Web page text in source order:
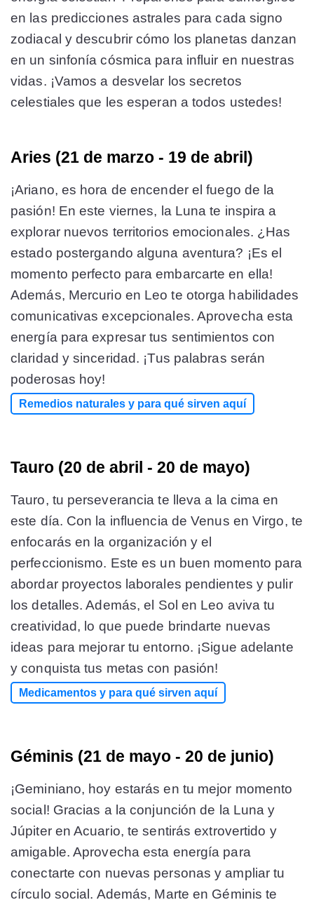
en las predicciones astrales para cada signo
zodiacal y descubrir cómo los planetas danzan
en un sinfonía cósmica para influir en nuestras
vidas. ¡Vamos a desvelar los secretos
celestiales que les esperan a todos ustedes!
Aries (21 de marzo - 19 de abril)
¡Ariano, es hora de encender el fuego de la
pasión! En este viernes, la Luna te inspira a
explorar nuevos territorios emocionales. ¿Has
estado postergando alguna aventura? ¡Es el
momento perfecto para embarcarte en ella!
Además, Mercurio en Leo te otorga habilidades
comunicativas excepcionales. Aprovecha esta
energía para expresar tus sentimientos con
claridad y sinceridad. ¡Tus palabras serán
poderosas hoy!
Remedios naturales y para qué sirven aquí
Tauro (20 de abril - 20 de mayo)
Tauro, tu perseverancia te lleva a la cima en
este día. Con la influencia de Venus en Virgo, te
enfocarás en la organización y el
perfeccionismo. Este es un buen momento para
abordar proyectos laborales pendientes y pulir
los detalles. Además, el Sol en Leo aviva tu
creatividad, lo que puede brindarte nuevas
ideas para mejorar tu entorno. ¡Sigue adelante
y conquista tus metas con pasión!
Medicamentos y para qué sirven aquí
Géminis (21 de mayo - 20 de junio)
¡Geminiano, hoy estarás en tu mejor momento
social! Gracias a la conjunción de la Luna y
Júpiter en Acuario, te sentirás extrovertido y
amigable. Aprovecha esta energía para
conectarte con nuevas personas y ampliar tu
círculo social. Además, Marte en Géminis te